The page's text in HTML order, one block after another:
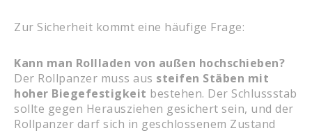
Zur Sicherheit kommt eine häufige Frage:
Kann man Rollladen von außen hochschieben?
Der Rollpanzer muss aus steifen Stäben mit
hoher Biegefestigkeit bestehen. Der Schlussstab
sollte gegen Herausziehen gesichert sein, und der
Rollpanzer darf sich in geschlossenem Zustand